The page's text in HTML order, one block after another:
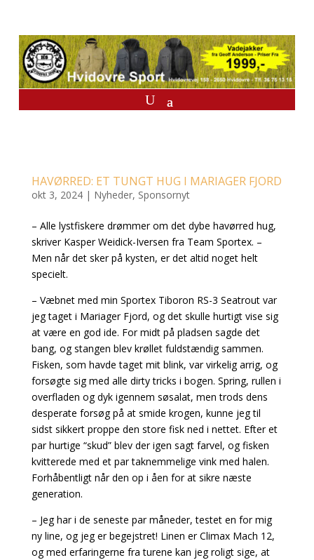
HAVØRRED: ET TUNGT HUG I MARIAGER FJORD
okt 3, 2024| Nyheder, Sponsornyt
– Alle lystfiskere drømmer om det dybe havørred hug,
skriver Kasper Weidick-Iversen fra Team Sportex. –
Men når det sker på kysten, er det altid noget helt
specielt.
– Væbnet med min Sportex Tiboron RS-3 Seatrout var
jeg taget i Mariager Fjord, og det skulle hurtigt vise sig
at være en god ide. For midt på pladsen sagde det
bang, og stangen blev krøllet fuldstændig sammen.
Fisken, som havde taget mit blink, var virkelig arrig, og
forsøgte sig med alle dirty tricks i bogen. Spring, rullen i
overfladen og dyk igennem søsalat, men trods dens
desperate forsøg på at smide krogen, kunne jeg til
sidst sikkert proppe den store fisk ned i nettet. Efter et
par hurtige “skud” blev der igen sagt farvel, og fisken
kvitterede med et par taknemmelige vink med halen.
Forhåbentligt når den op i åen for at sikre næste
generation.
– Jeg har i de seneste par måneder, testet en for mig
ny line, og jeg er begejstret! Linen er Climax Mach 12,
og med erfaringerne fra turene kan jeg roligt sige, at